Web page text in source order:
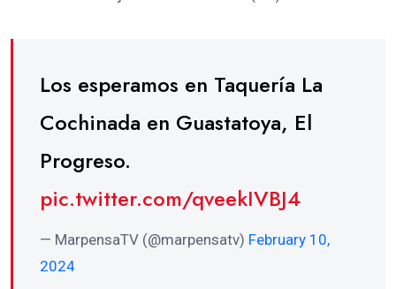
Los esperamos en Taquería La
Cochinada en Guastatoya, El
Progreso.
pic.twitter.com/qveekIVBJ4
— MarpensaTV (@marpensatv) February 10,
2024